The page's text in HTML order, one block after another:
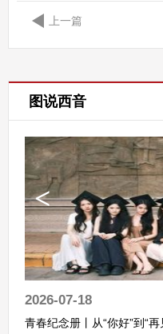
上一篇
图说西音
2026-07-18
青春纪念册丨从“你好”到“